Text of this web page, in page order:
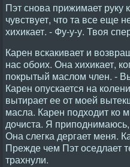
Пэт снова прижимает руку
чувствует, что та все еще
хихикает. - Фу-у-у. Твоя
Карен вскакивает и
нас обоих. Она хихикает,
покрытый маслом член. -
Карен опускается на
вытирает ее от моей
масла. Карен подходит ко
дочиста. Я
Она слегка дергает меня.
Прежде чем Пэт оседлает
трахнули.